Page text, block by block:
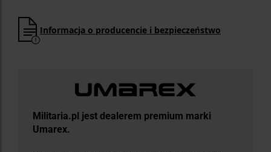
Informacja o producencie i bezpieczeństwo
Militaria.pl jest dealerem premium marki
Umarex.